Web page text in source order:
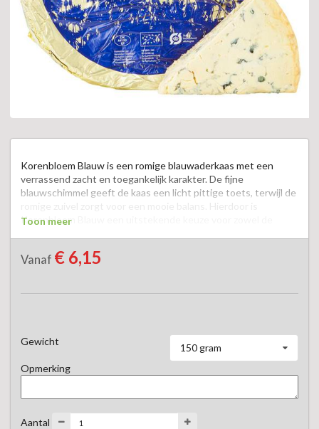
Korenbloem Blauw is een romige blauwaderkaas met een
verrassend zacht en toegankelijk karakter. De fijne
blauwschimmel geeft de kaas een licht pittige toets, terwijl de
romige zuivel zorgt voor een mooie balans. Hierdoor is
Korenbloem Blauw een uitstekende keuze voor zowel de
een lichte ziltigheid. Dankzij de smeuïge structuur komt deze
Toon meer
Vanaf € 6,15
Gewicht
150 gram
Opmerking
Aantal